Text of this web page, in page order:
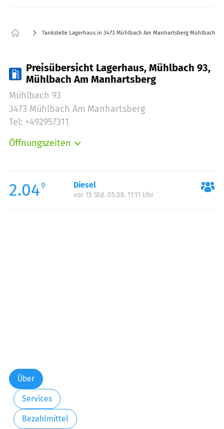
Tankstelle Lagerhaus in 3473 Mühlbach Am Manhartsberg Mühlbach 93
Preisübersicht Lagerhaus, Mühlbach 93,
Mühlbach Am Manhartsberg
Mühlbach 93
3473 Mühlbach Am Manhartsberg
Tel: +492957311
Öffnungszeiten
Mittwoch:
00:00-24:00
Donnerstag:
2.049 Diesel
vor 15 Std. 05.08. 11:11 Uhr
Über
Services
Bezahlmittel